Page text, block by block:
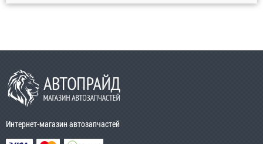
Интернет-магазин автозапчастей